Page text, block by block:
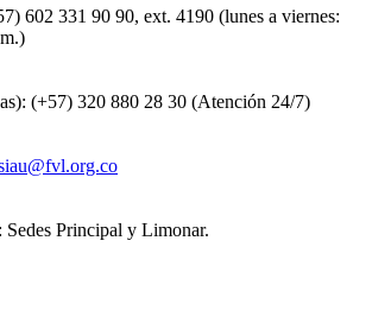
602 331 90 90, ext. 4190 (lunes a viernes:
(+57) 320 880 28 30 (Atención 24/7)
Sedes Principal y Limonar.